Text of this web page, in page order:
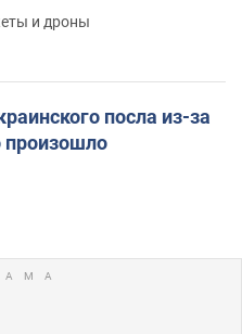
и дроны
посла из-за
произошло